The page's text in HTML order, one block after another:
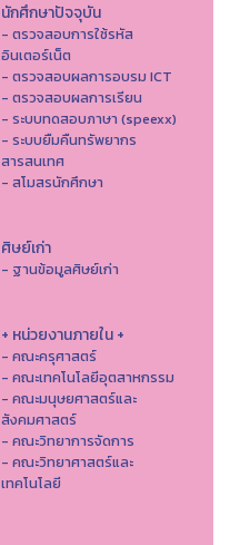
นักศึกษาปัจจุบัน
- ตรวจสอบการใช้รหัส
อินเตอร์เน็ต
- ตรวจสอบผลการอบรม ICT
- ตรวจสอบผลการเรียน
- ระบบทดสอบภาษา (speexx)
- ระบบยืมคืนทรัพยากร
สารสนเทศ
- สโมสรนักศึกษา
ศิษย์เก่า
- ฐานข้อมูลศิษย์เก่า
+ หน่วยงานภายใน +
- คณะครุศาสตร์
- คณะเทคโนโลยีอุตสาหกรรม
- คณะมนุษยศาสตร์และ
สังคมศาสตร์
- คณะวิทยาการจัดการ
- คณะวิทยาศาสตร์และ
เทคโนโลยี